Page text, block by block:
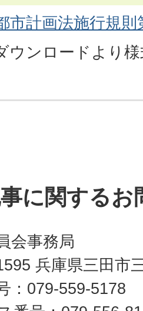
市計画法施行規則
ウンロードより
に関するお
会事務局
兵庫県三田市
：079-559-5178